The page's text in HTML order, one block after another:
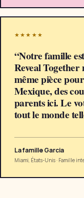
★★★★★
“Notre famille
Reveal Together
même pièce
Mexique, des
parents ici. Le
tout le monde
La famille Garcia
Miami, États-Unis· Famille